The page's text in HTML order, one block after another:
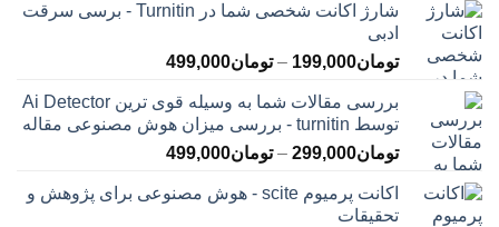
تومان145,000
تومان399,000
شارژ اکانت شخصی شما در Turnitin - برسی سرقت
ادبی
تومان199,000
– تومان499,000محدوده
تومان199,000
تا
تومان499,000
بررسی مقالات شما به وسیله قوی ترین Ai Detector
توسط turnitin - بررسی میزان هوش مصنوعی مقاله
تومان299,000
– تومان499,000محدوده
تومان299,000
اکانت پرمیوم scite - هوش مصنوعی برای پژوهش و
تحقیقات